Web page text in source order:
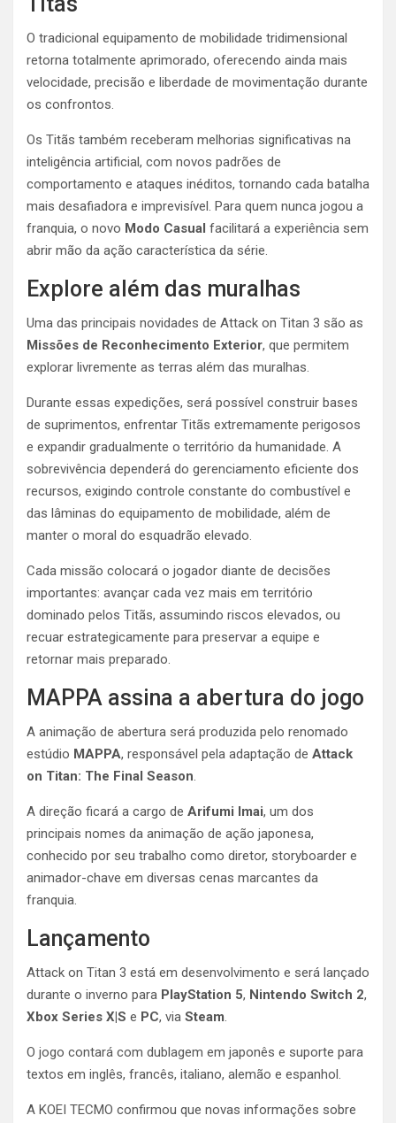
O tradicional equipamento de mobilidade tridimensional
retorna totalmente aprimorado, oferecendo ainda mais
velocidade, precisão e liberdade de movimentação durante
os confrontos.
Os Titãs também receberam melhorias significativas na
inteligência artificial, com novos padrões de
comportamento e ataques inéditos, tornando cada batalha
mais desafiadora e imprevisível. Para quem nunca jogou a
franquia, o novo Modo Casual facilitará a experiência sem
abrir mão da ação característica da série.
Explore além das muralhas
Uma das principais novidades de Attack on Titan 3 são as
Missões de Reconhecimento Exterior, que permitem
explorar livremente as terras além das muralhas.
Durante essas expedições, será possível construir bases
de suprimentos, enfrentar Titãs extremamente perigosos
e expandir gradualmente o território da humanidade. A
sobrevivência dependerá do gerenciamento eficiente dos
recursos, exigindo controle constante do combustível e
das lâminas do equipamento de mobilidade, além de
manter o moral do esquadrão elevado.
Cada missão colocará o jogador diante de decisões
importantes: avançar cada vez mais em território
dominado pelos Titãs, assumindo riscos elevados, ou
recuar estrategicamente para preservar a equipe e
retornar mais preparado.
MAPPA assina a abertura do jogo
A animação de abertura será produzida pelo renomado
estúdio MAPPA, responsável pela adaptação de Attack
on Titan: The Final Season.
A direção ficará a cargo de Arifumi Imai, um dos
principais nomes da animação de ação japonesa,
conhecido por seu trabalho como diretor, storyboarder e
animador-chave em diversas cenas marcantes da
franquia.
Lançamento
Attack on Titan 3 está em desenvolvimento e será lançado
durante o inverno para PlayStation 5, Nintendo Switch 2,
Xbox Series X|S e PC, via Steam.
O jogo contará com dublagem em japonês e suporte para
textos em inglês, francês, italiano, alemão e espanhol.
A KOEI TECMO confirmou que novas informações sobre